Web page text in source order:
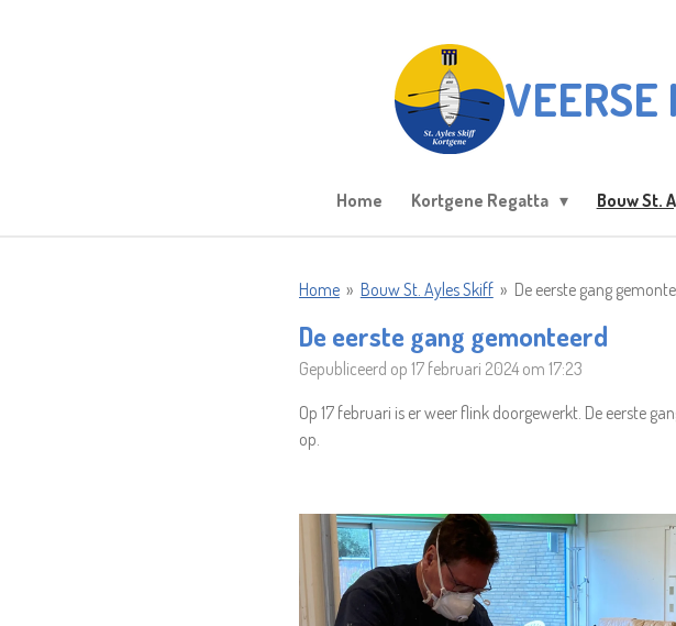
VEERSE
Home Kortgene Regatta Bouw St.
Home » Bouw St. Ayles Skiff » De eerste gang
De eerste gang gemonteerd
Gepubliceerd op 17 februari 2024 om 17:23
Op 17 februari is er weer flink doorgewerkt. De eerste
op.